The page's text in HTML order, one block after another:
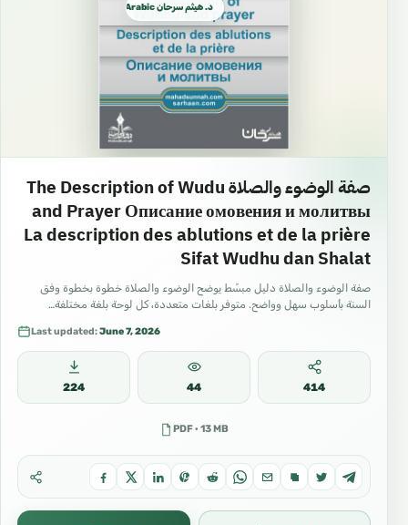
د. هيثم سرحان Arabic العربية
صفة الوضوء والصلاة The Description of Wudu
and Prayer Описание омовения и молитвы
La description des ablutions et de la prière
Sifat Wudhu dan Shalat
صفة الوضوء والصلاة دليل مبسّط يوضح الوضوء والصلاة خطوة بخطوة وفق
السنة بأسلوب سهل وواضح. متوفر بلغات متعددة، كل لوحة بلغة مختلفة…
Last updated:June 7, 2026
224 44 414
PDF · 13 MB